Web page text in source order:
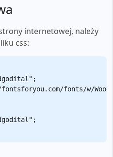
internetowej, należy
css:
fonts/w/